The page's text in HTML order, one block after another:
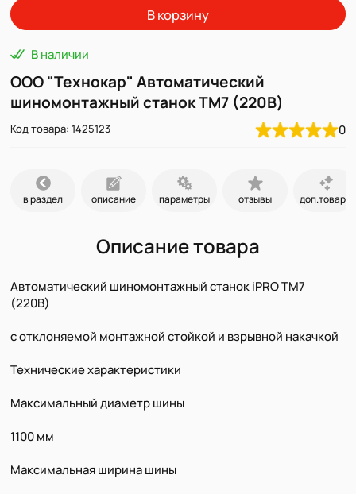
В корзину
В наличии
ООО "Технокар" Автоматический
шиномонтажный станок TM7 (220В)
Код товара: 1425123 0
в раздел описание параметры отзывы доп.товары
Описание товара
Автоматический шиномонтажный станок iPRO TM7
(220В)
с отклоняемой монтажной стойкой и взрывной накачкой
Технические характеристики
Максимальный диаметр шины
1100 мм
Максимальная ширина шины